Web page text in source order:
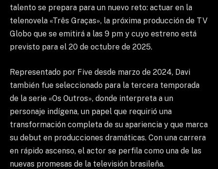
talento se prepara para un nuevo reto: actuar en la
telenovela «Três Graças», la próxima producción de TV
Globo que se emitirá a las 9 pm y cuyo estreno está
previsto para el 20 de octubre de 2025.
Representado por Five desde marzo de 2024, Davi
también fue seleccionado para la tercera temporada
de la serie «Os Outros», donde interpreta a un
personaje indígena, un papel que requirió una
transformación completa de su apariencia y que marca
su debut en producciones dramáticas. Con una carrera
en rápido ascenso, el actor se perfila como una de las
nuevas promesas de la televisión brasileña.